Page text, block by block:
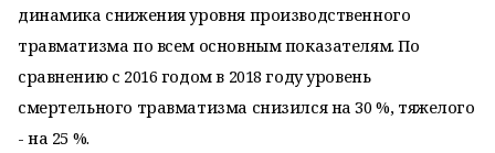
динамика снижения уровня производственного
травматизма по всем основным показателям. По
сравнению с 2016 годом в 2018 году уровень
смертельного травматизма снизился на 30 %, тяжелого
- на 25 %.